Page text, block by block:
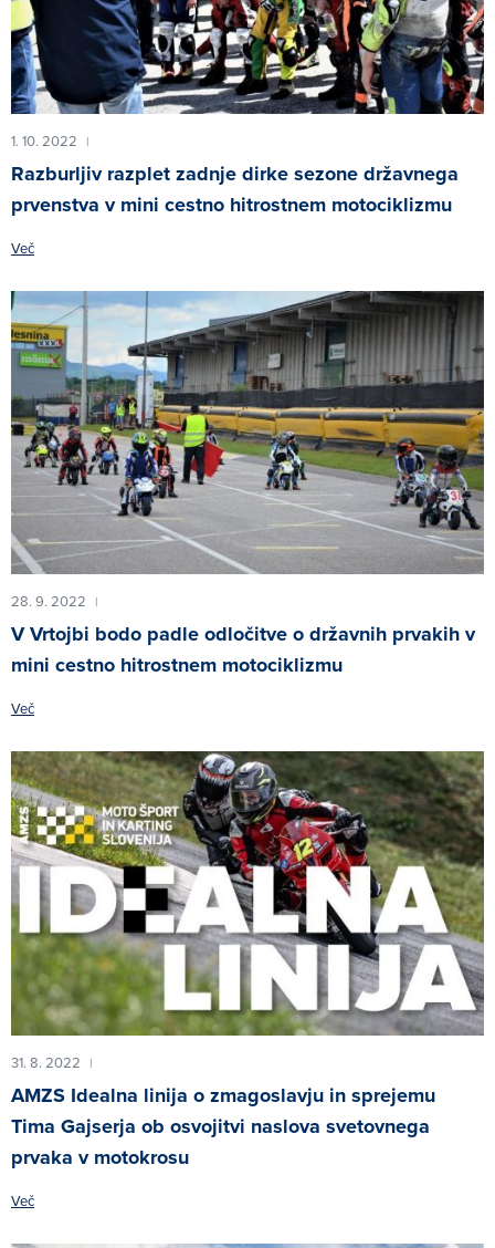
1. 10. 2022 |
Razburljiv razplet zadnje dirke sezone državnega
prvenstva v mini cestno hitrostnem motociklizmu
Več
28. 9. 2022 |
V Vrtojbi bodo padle odločitve o državnih prvakih v
mini cestno hitrostnem motociklizmu
Več
31. 8. 2022 |
AMZS Idealna linija o zmagoslavju in sprejemu
Tima Gajserja ob osvojitvi naslova svetovnega
prvaka v motokrosu
Več